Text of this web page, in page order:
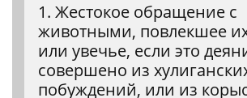
1. Жестокое обращение с
животными, повлекшее
или увечье, если это
совершено из
побуждений, или из